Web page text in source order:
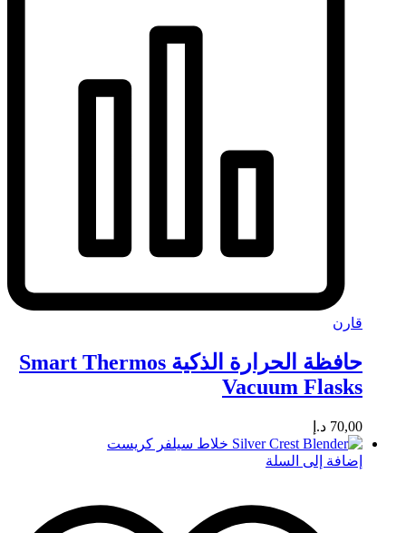
قارن
حافظة الحرارة الذكية Smart Thermos
Vacuum Flasks
70,00 د.إ
إضافة إلى السلة